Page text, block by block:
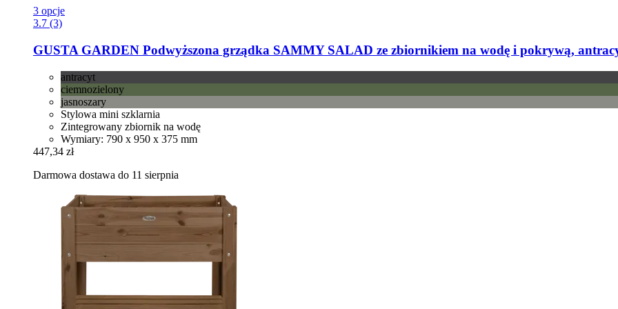
3 opcje
3.7 (3)
GUSTA GARDEN Podwyższona grządka SAMMY SALAD ze zbiornikiem na wodę i pokrywą,
antracyt
ciemnozielony
jasnoszary
Stylowa mini szklarnia
Zintegrowany zbiornik na wodę
Wymiary: 790 x 950 x 375 mm
447,34 zł
Darmowa dostawa do 11 sierpnia